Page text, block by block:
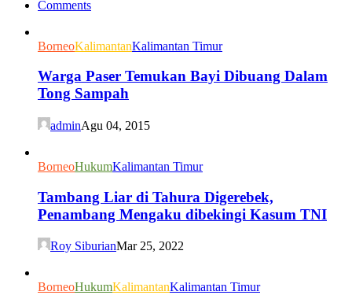
Comments
BorneoKalimantanKalimantan Timur
Warga Paser Temukan Bayi Dibuang Dalam
Tong Sampah
adminAgu 04, 2015
BorneoHukumKalimantan Timur
Tambang Liar di Tahura Digerebek,
Penambang Mengaku dibekingi Kasum TNI
Roy SiburianMar 25, 2022
BorneoHukumKalimantanKalimantan Timur